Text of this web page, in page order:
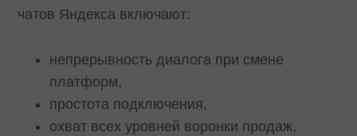
чатов Яндекса включают:
непрерывность диалога при смене
платформ,
простота подключения,
охват всех уровней воронки продаж,